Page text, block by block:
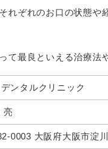
れぞれのお口の状態
て最良といえる治療法
ンタルクリニック
亮
0003 大阪府大阪市淀